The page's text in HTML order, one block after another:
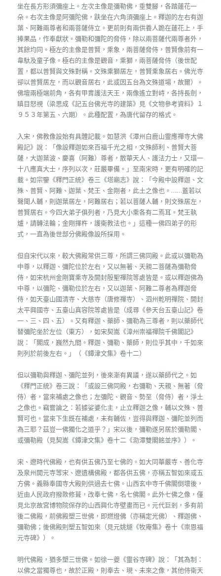
坐在長方形須彌座上。左次主像是彌勒佛，垂雙腳，各踏蓮花一
朵。右次主像是阿彌陀佛，趺坐在六角須彌座上。釋迦的左右有迦
葉、阿難兩尊者和兩菩薩侍立。更前則有兩供養人跪在蓮花上，手
捧果品，作奉獻狀。彌勒和彌陀的脅侍，除以兩菩薩代兩尊者外，
其餘均同。極左的主像是普賢，乘象，兩菩薩脅侍，普賢像前有一
韋馱及童子像。極右的主像是觀音，乘獅，兩菩薩脅侍（後世配
置，都以普賢與文殊對稱。文殊乘獅居左，普賢乘象居右。佛光寺
卻以普賢居左，而以觀音居右，此或因五台為文殊道場，故爾）。
佛壇兩極端前角，各有甲胄護法天王，兩像遙立對峙，各持長劍，
瞋目怒視（梁思成《記五台佛光寺的建築》見《文物參考資料》１
９５３年第五、六期）。此種配置，為唐代留存的格式。
入宋，佛教像設始有具體記載。如慧洪《潭州白鹿山靈應禪寺大佛
殿記》說：「像設釋迦如來百福千光之相，文殊師利、普賢大菩
薩，大迦葉波、慶喜（阿難）尊者，散華天人、護法力士，又環一
十八應真大士，序列以次，莊嚴畢備。」至南宋時，更有明確的記
載。如宗鑒《釋門正統》卷三《塔廟志》說：「今殿中設釋迦、文
殊、普賢、阿難、迦葉、梵王、金剛者，此土之像也。……蓋若以
聲聞人輔，則迦葉居左，阿難居右；若以菩薩人輔，則文殊居左，
普賢居右。今四大弟子俱列者，乃見大小乘各有二焉耳。梵王執
爐，請轉法輪；金剛揮杵，護衛教法也。」這種一佛四弟子的形
式，一直為後世部分佛殿像設所採用。
但自宋代以來，較大佛殿常供三尊，所謂三佛同殿。此或以彌勒為
中尊，以釋迦、彌陀位於左右，又以無著、天親二菩薩為彌勒脅
侍，如宋杭州金剛寶乘寺及開封殷聖禪院等處皆是。或以釋迦佛為
中尊，以彌陀、彌勒位於左右，又以迦葉、阿難二尊者為釋迦脅
侍，如天臺山國清寺、大慈寺（唐修禪寺）、泗州乾明禪院、開封
太平興國寺、五臺山真容院等處皆是（成尋《參天台五臺山記》卷
一、三、四、五）。又有釋迦、藥師、彌勒為三尊者，則以藥師代
替彌陀坐於左位（東方），如宋契嵩《漳州崇福禪院千佛閣記》
說：「閣成，巍然九間。釋迦、彌勒、藥師，則位乎其中，千如來
則列於前後左右。」（《鐔津文集》卷十二）
但以彌勒與釋迦、彌陀並列，後來漸有異議，遂以藥師代之。如
《釋門正統》卷三說：「或設三佛同殿，右彌勒、天親、無著（脅
侍）者，當來補處之像也；左彌陀、觀音、勢至（脅侍）者，淨土
之像也。竊嘗論之：若據娑婆化主，止立釋迦之像，輔以文殊、普
賢可也。當來下生既在補處，未有輔佐，豈得與釋迦、彌陀並列而
為三耶？茲豈一佛獨化之道乎？」宋以後，彌勒遂另居於彌勒閣、
或彌勒殿（見契嵩《鐔津文集》卷十二《泐潭雙閣銘並序》）。
宋、遼時代佛殿，也有供五佛乃至七佛的。如大同華嚴寺、善化寺
及泉州開元寺等宋、遼遺構佛殿，都各供五佛，亦稱五智如來或五
方佛。義縣奉國寺大殿則供過去七佛。山西玄中寺千佛閣倒壞後，
近由人民政府撥款修葺，改奉七佛，名七佛閣。此外七佛之像，僅
見北京故宮博物院保存的山西興化寺壁畫而已。元代巨剎，多有前
後二佛殿，前佛殿塑三世佛，即燃燈佛（亦稱定光佛）、釋迦佛、
彌勒佛；後佛殿則塑五智如來（見元姚燧《牧庵集》卷十《崇恩福
元寺碑》）。
明代佛殿，猶多塑三世佛。如徐一夔《靈谷寺碑》說：「其為制：
以佛之當獨尊也，故於正殿，則奉去、現、未來之像，其他侍衛天